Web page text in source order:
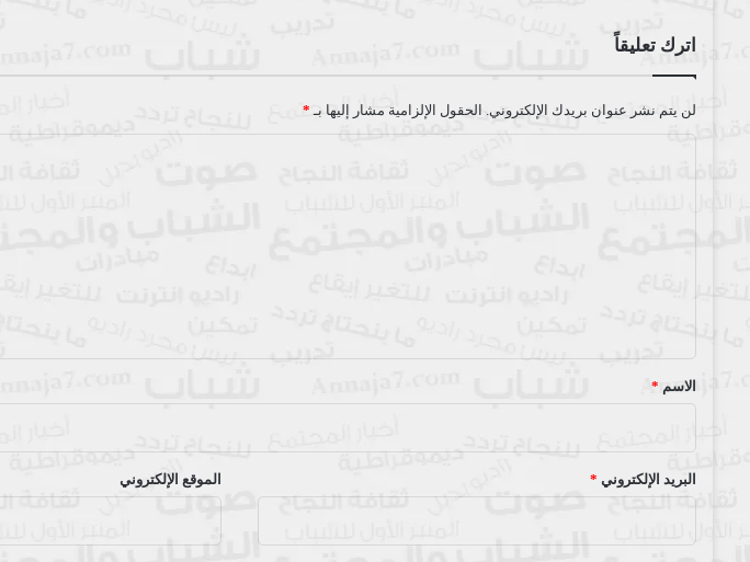
اترك تعليقاً
لن يتم نشر عنوان بريدك الإلكتروني. الحقول الإلزامية مشار إليها بـ *
*الاسم *
البريد الإلكتروني * الموقع الإلكتروني